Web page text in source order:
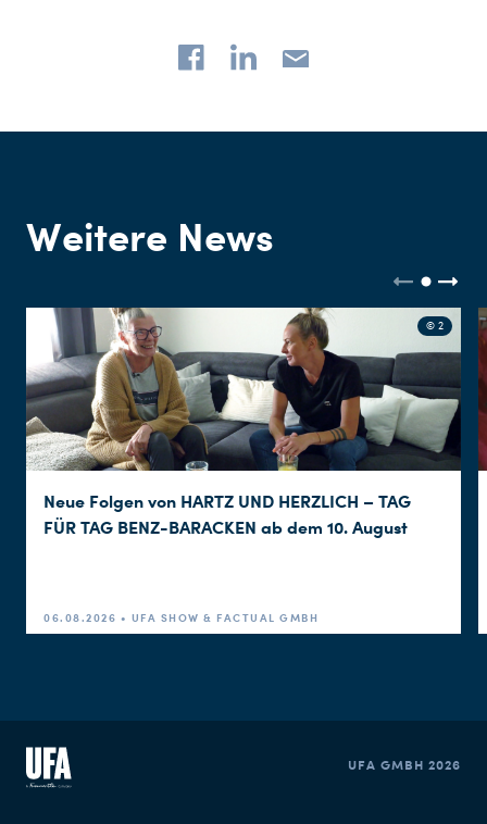
Weitere News
© 2
Neue Folgen von HARTZ UND HERZLICH – TAG
FÜR TAG BENZ-BARACKEN ab dem 10. August
06.08.2026 • UFA SHOW & FACTUAL GMBH
UFA GMBH 2026